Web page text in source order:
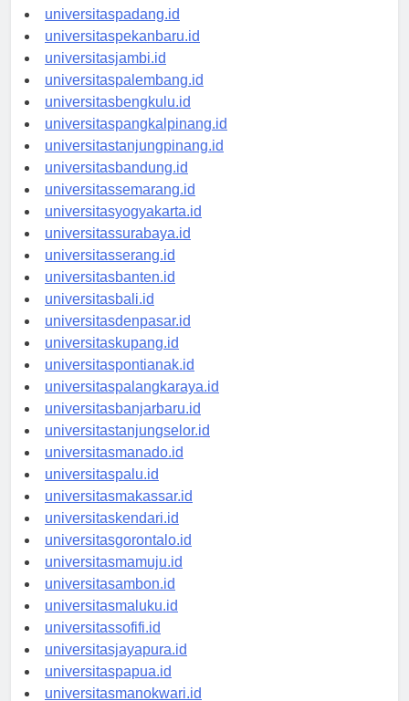
universitasmedan.id
universitaspadang.id
universitaspekanbaru.id
universitasjambi.id
universitaspalembang.id
universitasbengkulu.id
universitaspangkalpinang.id
universitastanjungpinang.id
universitasbandung.id
universitassemarang.id
universitasyogyakarta.id
universitassurabaya.id
universitasserang.id
universitasbanten.id
universitasbali.id
universitasdenpasar.id
universitaskupang.id
universitaspontianak.id
universitaspalangkaraya.id
universitasbanjarbaru.id
universitastanjungselor.id
universitasmanado.id
universitaspalu.id
universitasmakassar.id
universitaskendari.id
universitasgorontalo.id
universitasmamuju.id
universitasambon.id
universitasmaluku.id
universitassofifi.id
universitasjayapura.id
universitaspapua.id